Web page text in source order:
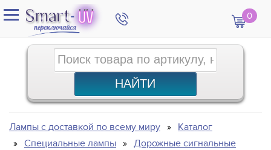
0
Лампы с доставкой по всему миру
Каталог
Специальные лампы
Дорожные сигнальные